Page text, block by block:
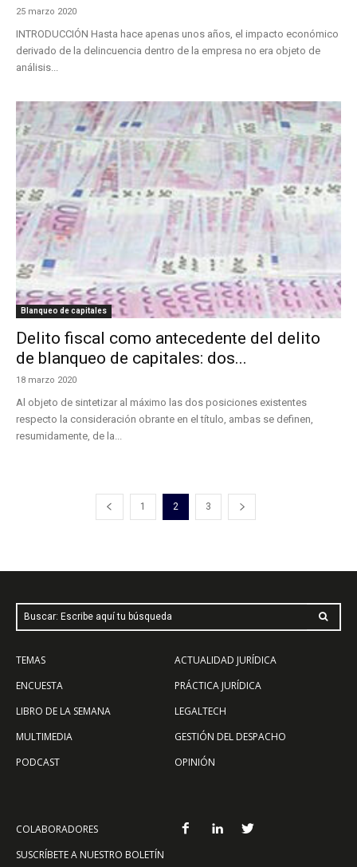
25 marzo 2020
INTRODUCCIÓN Hasta hace apenas unos años, el impacto económico
derivado de la delincuencia dentro de la empresa no era objeto de
análisis...
Blanqueo de capitales
Delito fiscal como antecedente del delito
de blanqueo de capitales: dos...
18 marzo 2020
Al objeto de sintetizar al máximo las dos posiciones existentes
respecto la consideración obrante en el título, ambas se definen,
resumidamente, de la...
1 2 3
Buscar: Escribe aquí tu búsqueda
TEMAS
ENCUESTA
LIBRO DE LA SEMANA
MULTIMEDIA
PODCAST
ACTUALIDAD JURÍDICA
PRÁCTICA JURÍDICA
LEGALTECH
GESTIÓN DEL DESPACHO
OPINIÓN
COLABORADORES
SUSCRÍBETE A NUESTRO BOLETÍN